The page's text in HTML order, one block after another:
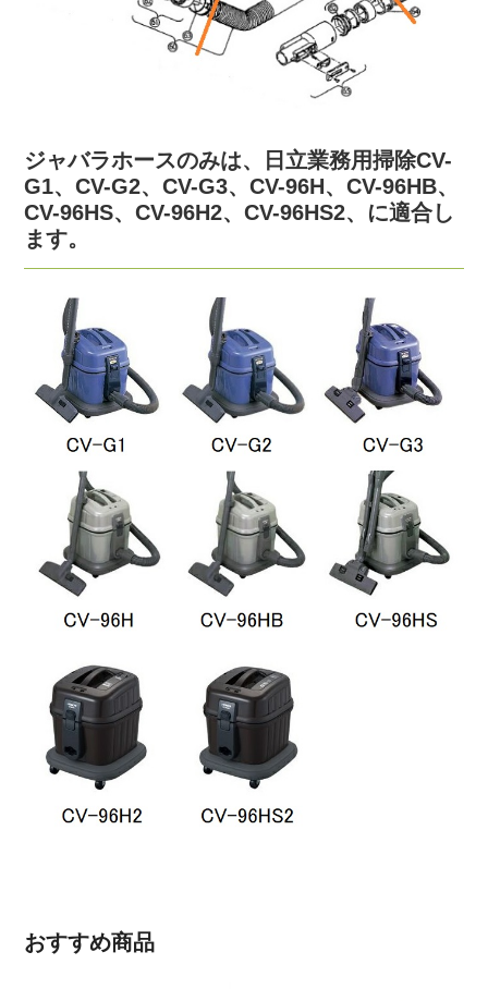
ジャバラホースのみは、日立業務用掃除CV-
G1、CV-G2、CV-G3、CV-96H、CV-96HB、
CV-96HS、CV-96H2、CV-96HS2、に適合し
ます。
おすすめ商品